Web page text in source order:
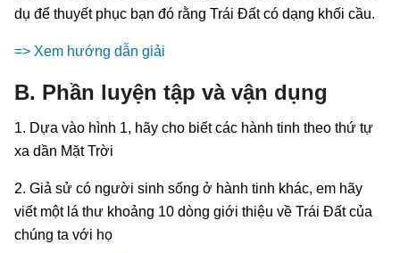
dụ để thuyết phục bạn đó rằng Trái Đất có dạng khối cầu.
=> Xem hướng dẫn giải
B. Phần luyện tập và vận dụng
1. Dựa vào hình 1, hãy cho biết các hành tinh theo thứ tự
xa dần Mặt Trời
2. Giả sử có người sinh sống ở hành tinh khác, em hãy
viết một lá thư khoảng 10 dòng giới thiệu về Trái Đất của
chúng ta với họ